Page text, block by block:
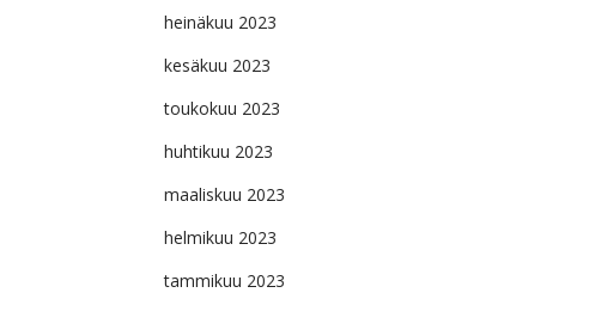
heinäkuu 2023
kesäkuu 2023
toukokuu 2023
huhtikuu 2023
maaliskuu 2023
helmikuu 2023
tammikuu 2023